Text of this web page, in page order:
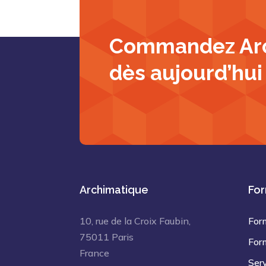
Commandez
dès aujourd’hui
Archimatique
10, rue de la Croix Faubin,
75011 Paris
France